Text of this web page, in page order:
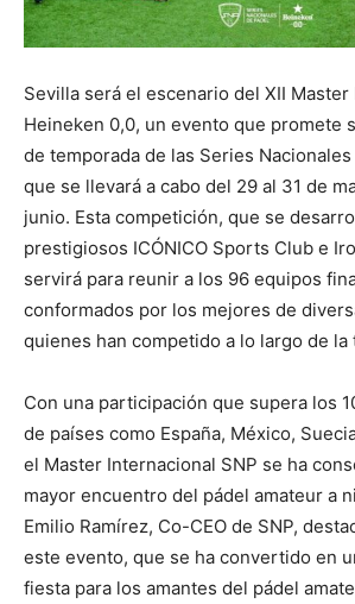
Sevilla será el escenario del XII Master
Heineken 0,0, un evento que promete
de temporada de las Series
que se llevará a cabo del 29 al 31 de
junio. Esta competición, que se
prestigiosos ICÓNICO Sports Club e
servirá para reunir a los 96 equipos
conformados por los mejores de
quienes han competido a lo largo de la
Con una participación que supera los
de países como España, México,
el Master Internacional SNP se ha
mayor encuentro del pádel amateur a
Emilio Ramírez, Co-CEO de SNP,
este evento, que se ha convertido en
fiesta para los amantes del pádel